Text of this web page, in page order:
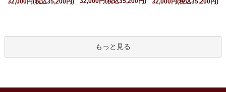
32,000円(税込35,200円)
32,000円(税込35,200円)
もっと見る